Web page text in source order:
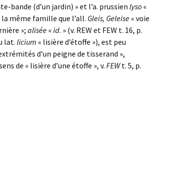
bande (d’un jardin) » et l’a. prussien lyso «
la même famille que l’all. Gleis, Geleise « voie
»; alisée « id. » (v. REW et FEW t. 16, p.
lat.licium « lisière d’étoffe »), est peu
d’un peigne de tisserand »,
de « lisière d’une étoffe », v.FEWt. 5, p.